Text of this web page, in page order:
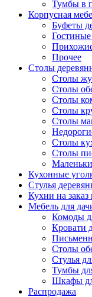
Тумбы в
Корпусная
Буфеты
Гостиные
Прочее
Столы
Столы
Столы
Столы
Столы
Столы
Столы
Столы
Кухонные
Стулья
Кухни на заказ
Мебель для
Комоды
Кровати
Столы
Стулья
Тумбы
Шкафы
Распродажа